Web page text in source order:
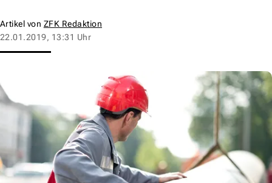
Artikel von ZFK Redaktion
22.01.2019, 13:31 Uhr